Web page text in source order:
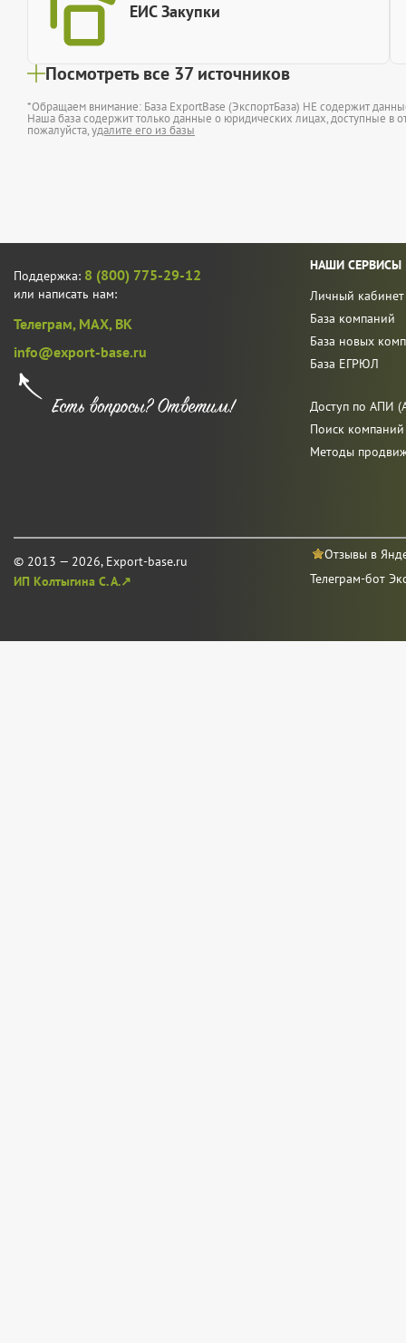
ЕИС Закупки
Посмотреть все 37 источников
*Обращаем внимание: База ExportBase (ЭкспортБаза) НЕ содержит
Наша база содержит только данные о юридических лицах, доступные в
пожалуйста,удалите его из базы
Поддержка: 8 (800) 775-29-12
или написать нам:
Телеграм, MAX, ВК
info@export-base.ru
© 2013 — 2026, Export-base.ru
ИП Колтыгина С. А.↗
НАШИ СЕРВИСЫ
Личный кабинет
База компаний
База новых
База ЕГРЮЛ
Доступ по АПИ
Поиск
Методы
Отзывы в
Телеграм-бот